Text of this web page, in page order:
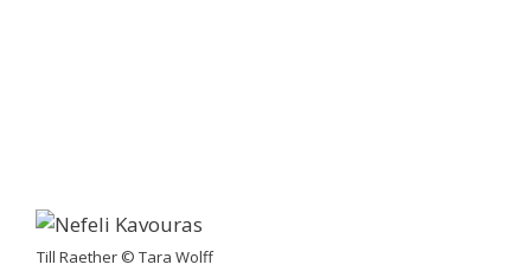
Till Raether © Tara Wolff